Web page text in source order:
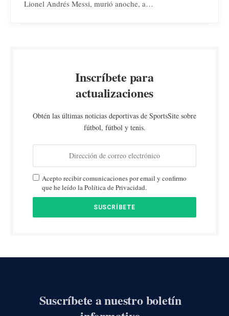
Lionel Andrés Messi, murió anoche, a…
Inscríbete para
actualizaciones
Obtén las últimas noticias deportivas de SportsSite sobre
fútbol, fútbol y tenis.
Acepto recibir comunicaciones por email y confirmo
que he leído la Política de Privacidad.
Suscríbete a nuestro boletín